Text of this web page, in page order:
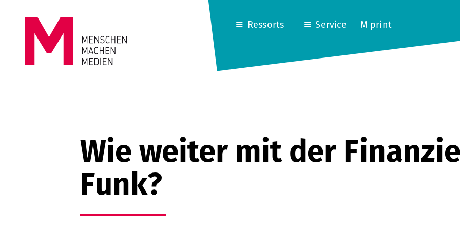
MEDIEN
Ressorts Service M print
Wie weiter mit der
Funk?